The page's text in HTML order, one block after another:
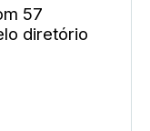
57
diretório